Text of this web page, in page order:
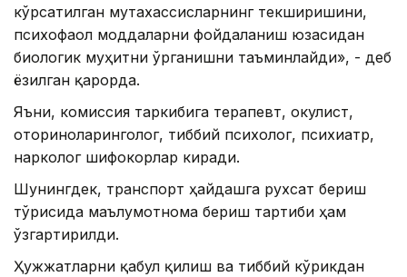
кўрсатилган мутахассисларнинг текширишини,
психофаол моддаларни фойдаланиш юзасидан
биологик муҳитни ўрганишни таъминлайди», - деб
ёзилган қарорда.
Яъни, комиссия таркибига терапевт, окулист,
оториноларинголог, тиббий психолог, психиатр,
нарколог шифокорлар киради.
Шунингдек, транспорт ҳайдашга рухсат бериш
тўғрисида маълумотнома бериш тартиби ҳам
ўзгартирилди.
Ҳужжатларни қабул қилиш ва тиббий кўрикдан